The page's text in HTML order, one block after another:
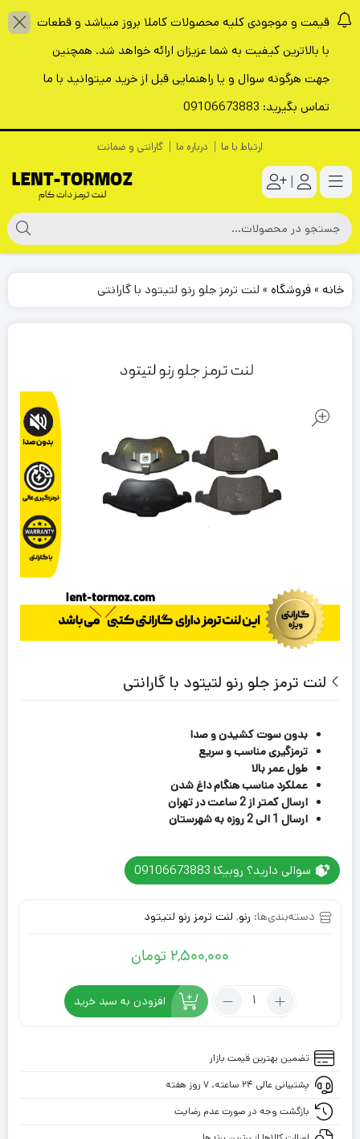
قیمت و موجودی کلیه محصولات کاملا بروز میباشد و قطعات
با بالاترین کیفیت به شما عزیزان ارائه خواهد شد. همچنین
جهت هرگونه سوال و یا راهنمایی قبل از خرید میتوانید با ما
تماس بگیرید: 09106673883
ارتباط با ما درباره ما گارانتی و ضمانت
|
خانه »فروشگاه » لنت ترمز جلو رنو لتیتود با گارانتی
لنت ترمز جلو رنو لتیتود با گارانتی
بدون سوت کشیدن و صدا
ترمزگیری مناسب و سریع
طول عمر بالا
عملکرد مناسب هنگام داغ شدن
ارسال کمتر از 2 ساعت در تهران
ارسال 1 الی 2 روزه به شهرستان
سوالی دارید؟ روبیکا 09106673883
دسته‌بندی‌ها: رنو, لنت ترمز رنو لتیتود
2,500,000 تومان
تعداد:
جلو
لتیتود
با
گارانتی
افزودن به سبد خرید
تضمین بهترین قیمت بازار
پشتیبانی عالی ۲۴ ساعته، ۷ روز هفته
بازگشت وجه در صورت عدم رضایت